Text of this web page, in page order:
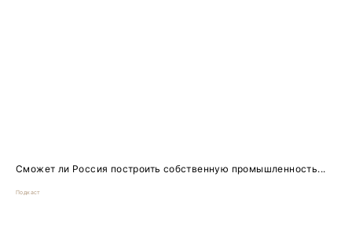
Сможет ли Россия построить собственную промышленность...
Подкаст